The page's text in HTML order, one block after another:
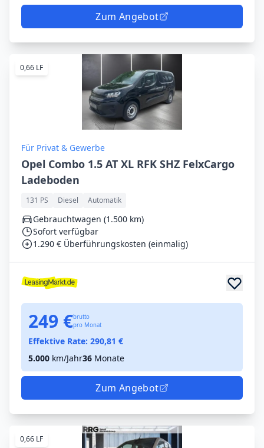
Zum Angebot
0,66 LF
Für Privat & Gewerbe
Opel Combo 1.5 AT XL RFK SHZ FelxCargo
Ladeboden
131 PS Diesel Automatik
Gebrauchtwagen (1.500 km)
Sofort verfügbar
1.290 € Überführungskosten (einmalig)
249 €brutto
pro Monat
Effektive Rate: 290,81 €
5.000 km/Jahr36 Monate
Zum Angebot
0,66 LF